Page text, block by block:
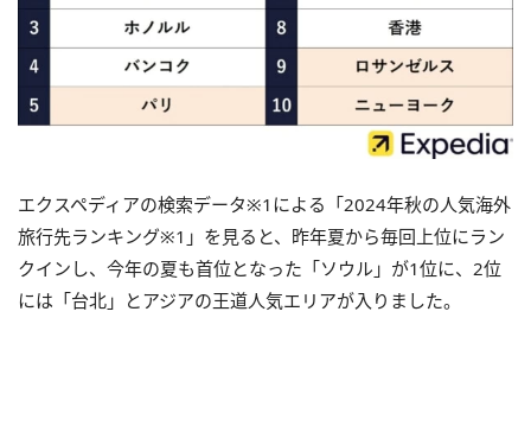
エクスペディアの検索データ※1による「2024年秋の人気海外
旅行先ランキング※1」を見ると、昨年夏から毎回上位にラン
クインし、今年の夏も首位となった「ソウル」が1位に、2位
には「台北」とアジアの王道人気エリアが入りました。